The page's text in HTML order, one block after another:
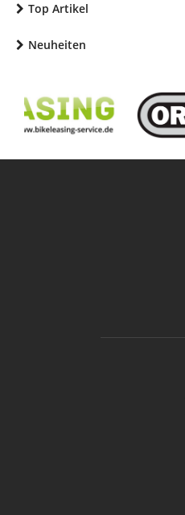
Top Artikel
Neuheiten